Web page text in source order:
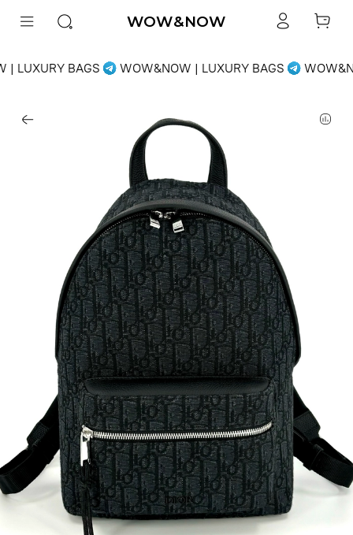
WOW&NOW
| LUXURY BAGS WOW&NOW | LUXURY BAGS